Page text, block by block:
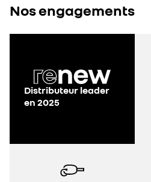
Nos engagements
Distributeur leader
en 2025